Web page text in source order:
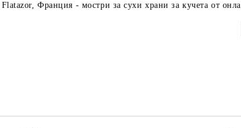
Франция - мостри за сухи храни за кучета от